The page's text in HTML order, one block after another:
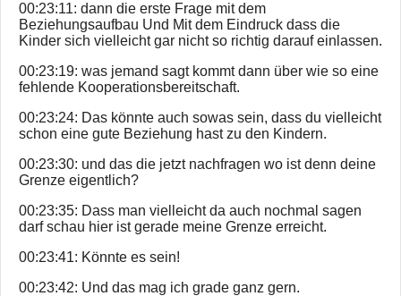
00:23:11: dann die erste Frage mit dem
Beziehungsaufbau Und Mit dem Eindruck dass die
Kinder sich vielleicht gar nicht so richtig darauf einlassen.
00:23:19: was jemand sagt kommt dann über wie so eine
fehlende Kooperationsbereitschaft.
00:23:24: Das könnte auch sowas sein, dass du vielleicht
schon eine gute Beziehung hast zu den Kindern.
00:23:30: und das die jetzt nachfragen wo ist denn deine
Grenze eigentlich?
00:23:35: Dass man vielleicht da auch nochmal sagen
darf schau hier ist gerade meine Grenze erreicht.
00:23:41: Könnte es sein!
00:23:42: Und das mag ich grade ganz gern.